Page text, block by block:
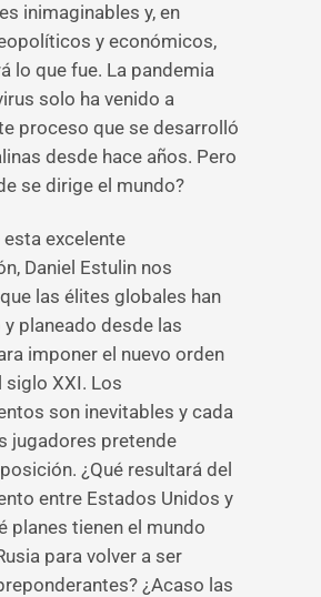
inimaginables y, en
y económicos,
lo que fue. La pandemia
solo ha venido a
proceso que se desarrolló
desde hace años. Pero
se dirige el mundo?
excelente
Daniel Estulin nos
las élites globales han
planeado desde las
imponer el nuevo orden
siglo XXI. Los
son inevitables y cada
jugadores pretende
¿Qué resultará del
entre Estados Unidos y
planes tienen el mundo
para volver a ser
¿Acaso las